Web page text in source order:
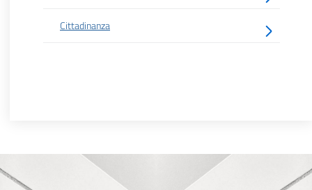
Cittadinanza